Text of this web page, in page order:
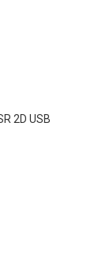
2D USB